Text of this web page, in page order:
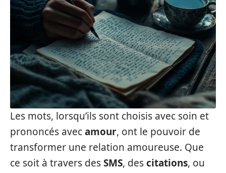
Les mots, lorsqu’ils sont choisis avec soin et
prononcés avecamour, ont le pouvoir de
transformer une relation amoureuse. Que
ce soit à travers desSMS, descitations, ou